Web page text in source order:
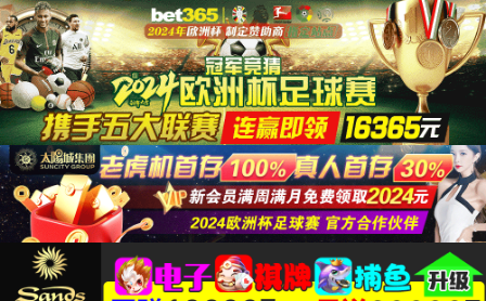
首页/产品中心/连接片系列
连接片 5010800077